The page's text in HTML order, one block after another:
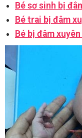
Bé sơ sinh bị
Bé trai bị đâm
Bé bị đâm